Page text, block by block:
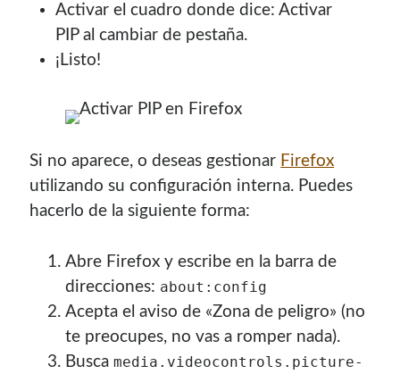
Activar el cuadro donde dice: Activar
PIP al cambiar de pestaña.
¡Listo!
Si no aparece, o deseas gestionar Firefox
utilizando su configuración interna. Puedes
hacerlo de la siguiente forma:
Abre Firefox y escribe en la barra de
direcciones: about:config
Acepta el aviso de «Zona de peligro» (no
te preocupes, no vas a romper nada).
Buscamedia.videocontrols.picture-